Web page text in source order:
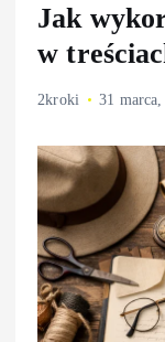
Jak
w
2kroki 31